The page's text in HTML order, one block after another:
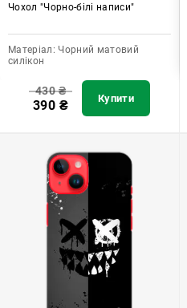
Чохол "Чорно-білі написи"
Матеріал: Чорний матовий
силікон
430₴
390 ₴ Купити